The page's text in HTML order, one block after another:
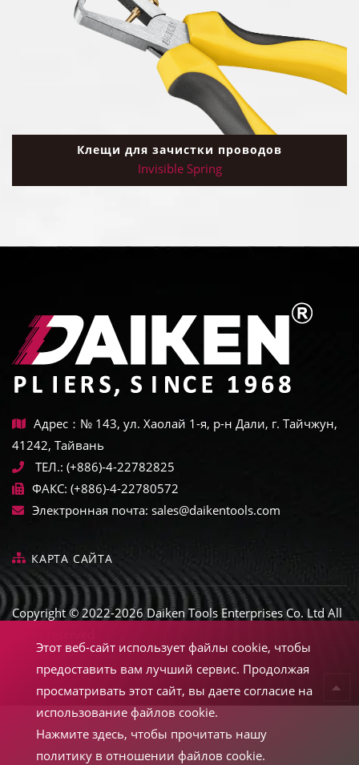
Клещи для зачистки проводов
Invisible Spring
Адрес：№ 143, ул. Хаолай 1-я, р-н Дали, г. Тайчжун,
41242, Тайвань
ТЕЛ.: (+886)-4-22782825
ФАКС: (+886)-4-22780572
Электронная почта: sales@daikentools.com
КАРТА САЙТА
Copyright © 2022-2026 Daiken Tools Enterprises Co. Ltd All
Этот веб-сайт использует файлы cookie, чтобы
предоставить вам лучший сервис. Продолжая
просматривать этот сайт, вы даете согласие на
использование файлов cookie.
Нажмите здесь, чтобы прочитать нашу
политику в отношении файлов cookie.